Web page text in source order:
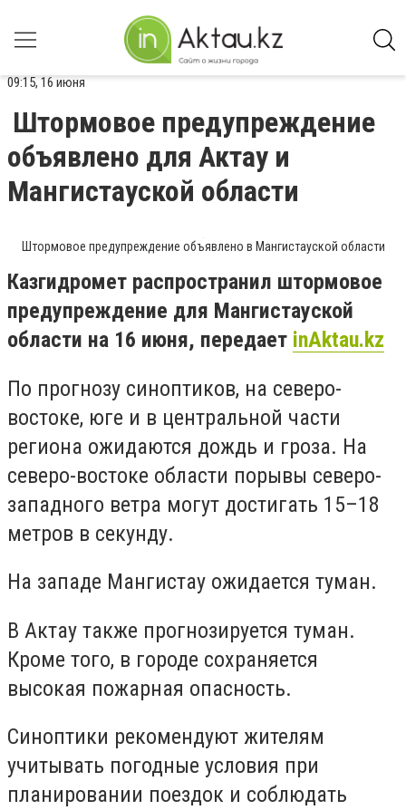
09:15, 16 июня
Штормовое предупреждение
объявлено для Актау и
Мангистауской области
Штормовое предупреждение объявлено в Мангистауской области
Казгидромет распространил штормовое
предупреждение для Мангистауской
области на 16 июня, передает inAktau.kz
По прогнозу синоптиков, на северо-
востоке, юге и в центральной части
региона ожидаются дождь и гроза. На
северо-востоке области порывы северо-
западного ветра могут достигать 15–18
метров в секунду.
На западе Мангистау ожидается туман.
В Актау также прогнозируется туман.
Кроме того, в городе сохраняется
высокая пожарная опасность.
Синоптики рекомендуют жителям
учитывать погодные условия при
планировании поездок и соблюдать